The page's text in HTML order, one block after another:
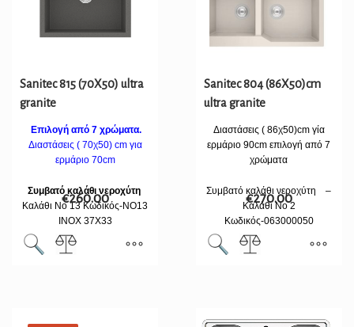
Sanitec 815 (70X50) ultra
granite
Επιλογή από 7 χρώματα.
Διαστάσεις ( 70χ50) cm για
ερμάριο 70cm
Συμβατό καλάθι νεροχύτη
Καλάθι Νο 13 Κωδικός-ΝΟ13
INOX 37X33
€260.00
Sanitec 804 (86X50)cm
ultra granite
Διαστάσεις ( 86χ50)cm γία
ερμάριο 90cm επιλογή από 7
χρώματα
Συμβατό καλάθι νεροχύτη –
Καλάθι Νο 2
Κωδικός-063000050
€270.00